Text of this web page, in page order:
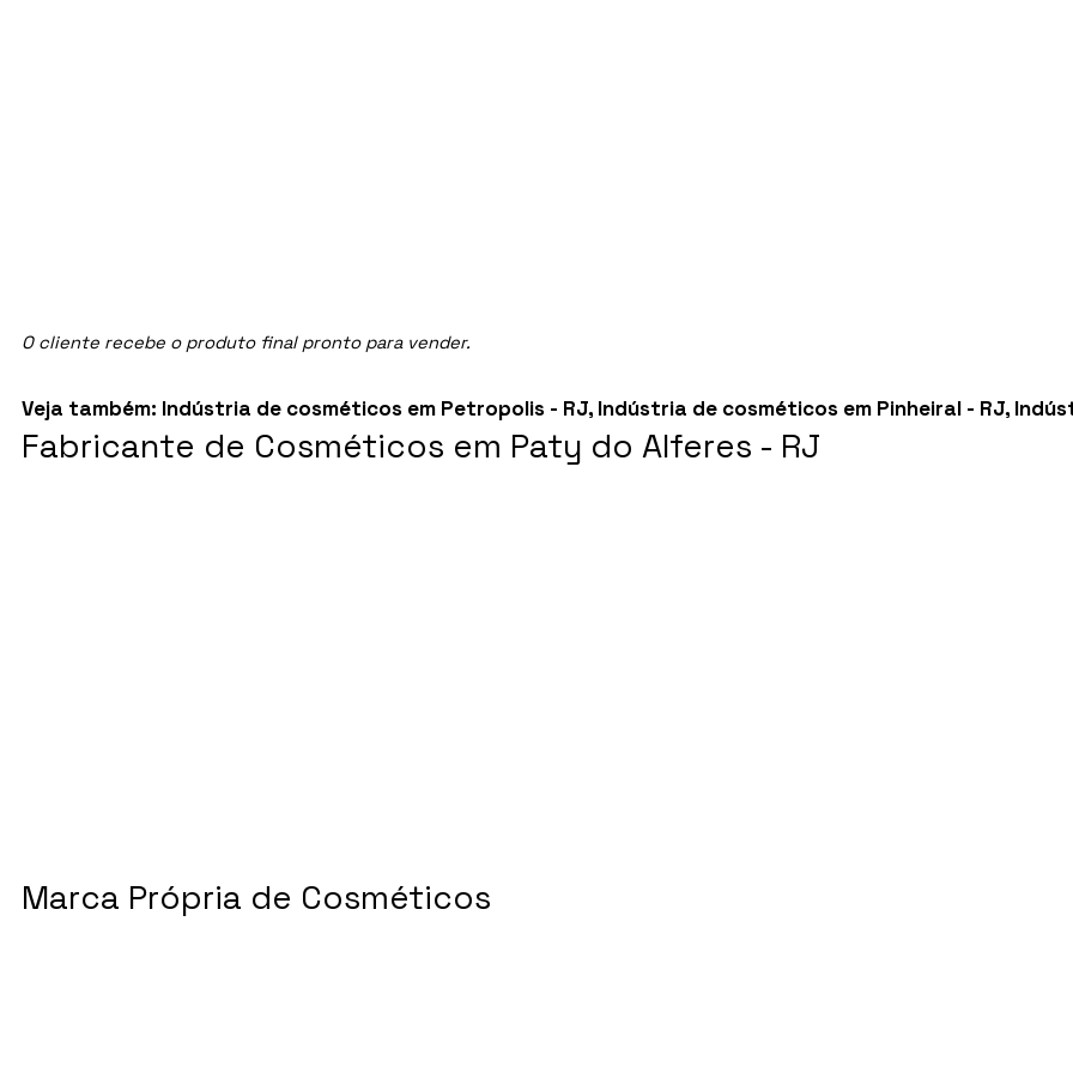
O cliente recebe o produto final pronto para vender.
Veja também: Indústria de cosméticos em Petropolis - RJ, Indústria de cosméticos em Pinheiral - RJ,
Fabricante de Cosméticos em Paty do Alferes - RJ
Marca Própria de Cosméticos